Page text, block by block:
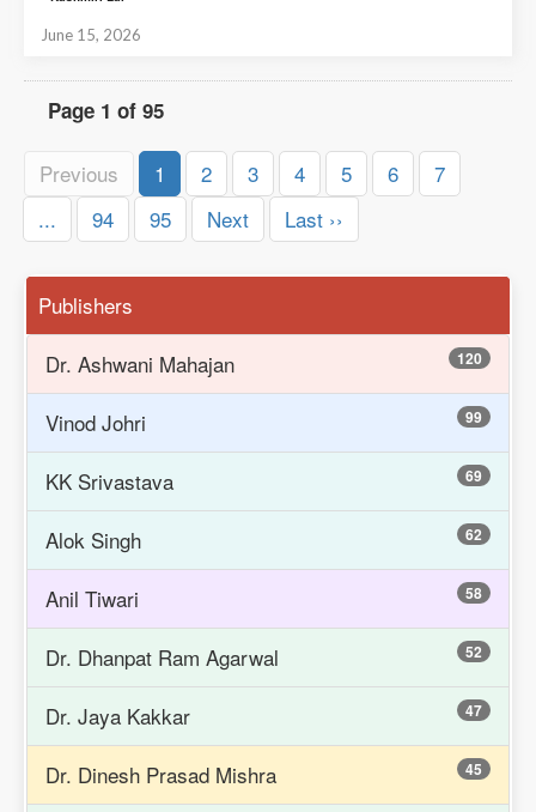
June 15, 2026
Page 1 of 95
Previous 1 2 3 4 5 6
7
...
94 95 Next Last ››
Publishers
Dr. Ashwani Mahajan
120
Vinod Johri 99
KK Srivastava 69
Alok Singh 62
Anil Tiwari 58
Dr. Dhanpat Ram Agarwal 52
Dr. Jaya Kakkar 47
Dr. Dinesh Prasad Mishra 45